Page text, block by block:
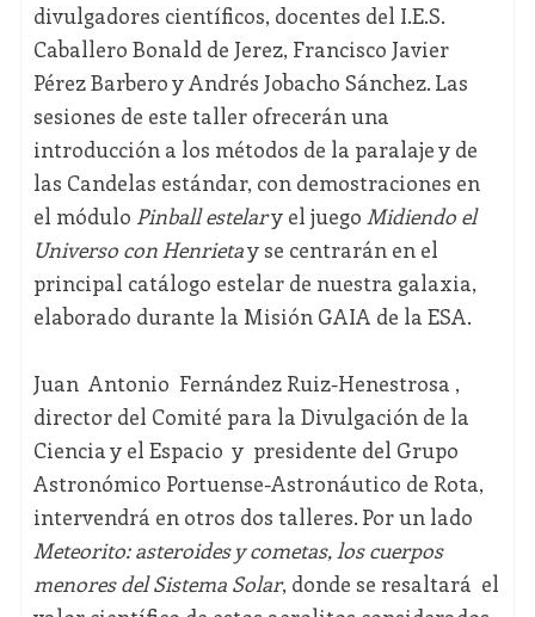
divulgadores científicos, docentes del I.E.S.
Caballero Bonald de Jerez, Francisco Javier
Pérez Barbero y Andrés Jobacho Sánchez. Las
sesiones de este taller ofrecerán una
introducción a los métodos de la paralaje y de
las Candelas estándar, con demostraciones en
el módulo Pinball estelary el juego Midiendo el
Universo con Henrietay se centrarán en el
principal catálogo estelar de nuestra galaxia,
elaborado durante la Misión GAIA de la ESA.
Juan Antonio Fernández Ruiz-Henestrosa ,
director del Comité para la Divulgación de la
Ciencia y el Espacio y presidente del Grupo
Astronómico Portuense-Astronáutico de Rota,
intervendrá en otros dos talleres. Por un lado
Meteorito: asteroides y cometas, los cuerpos
menores del Sistema Solar, donde se resaltará el